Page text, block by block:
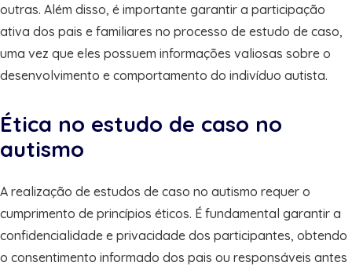
outras. Além disso, é importante garantir a participação
ativa dos pais e familiares no processo de estudo de caso,
uma vez que eles possuem informações valiosas sobre o
desenvolvimento e comportamento do indivíduo autista.
Ética no estudo de caso no
autismo
A realização de estudos de caso no autismo requer o
cumprimento de princípios éticos. É fundamental garantir a
confidencialidade e privacidade dos participantes, obtendo
o consentimento informado dos pais ou responsáveis antes